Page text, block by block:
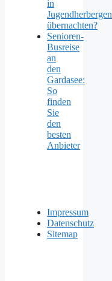
in
Jugendherbergen
übernachten?
Senioren-
Busreise
an
den
Gardasee:
So
finden
Sie
den
besten
Anbieter
Impressum
Datenschutz
Sitemap